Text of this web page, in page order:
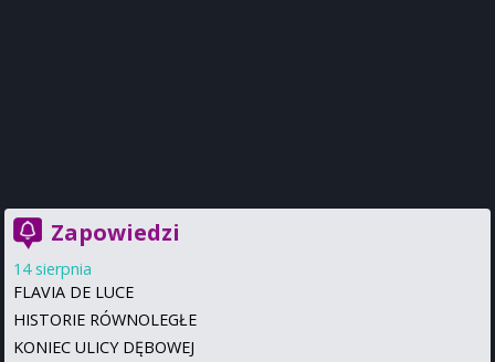
Zapowiedzi
14 sierpnia
FLAVIA DE LUCE
HISTORIE RÓWNOLEGŁE
KONIEC ULICY DĘBOWEJ